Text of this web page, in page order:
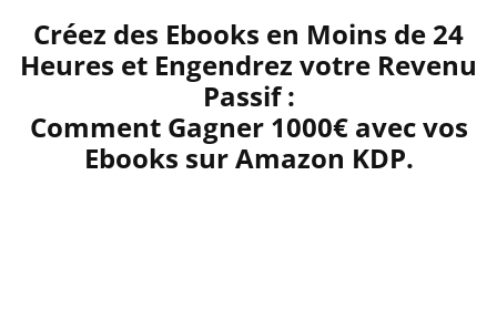
Créez des Ebooks en Moins de 24
Heures et Engendrez votre Revenu
Passif :
Comment Gagner 1000€ avec vos
Ebooks sur Amazon KDP.